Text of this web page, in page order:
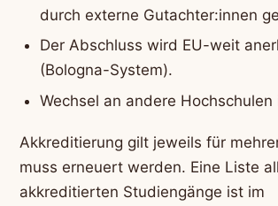
durch externe Gutachter:innen
Der Abschluss wird EU-weit
(Bologna-System).
Wechsel an andere
Akkreditierung gilt jeweils für
muss erneuert werden. Eine Liste
akkreditierten Studiengänge ist im